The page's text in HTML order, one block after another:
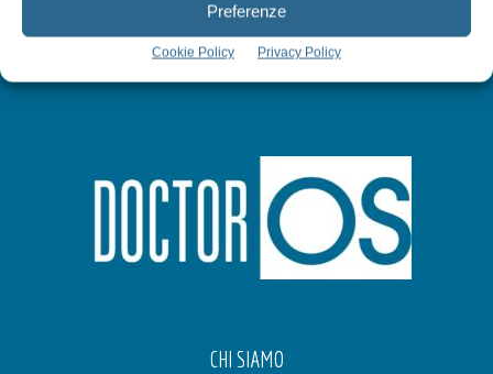
Preferenze
Cookie Policy Privacy Policy
CHI SIAMO